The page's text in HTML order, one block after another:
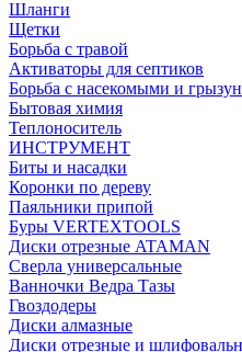
Шланги
Щетки
Борьба с травой
Активаторы для септиков
Борьба с насекомыми и
Бытовая химия
Теплоноситель
ИНСТРУМЕНТ
Биты и насадки
Коронки по дереву
Паяльники припой
Буры VERTEXTOOLS
Диски отрезные ATAMAN
Сверла универсальные
Ванночки Ведра Тазы
Гвоздодеры
Диски алмазные
Диски отрезные и